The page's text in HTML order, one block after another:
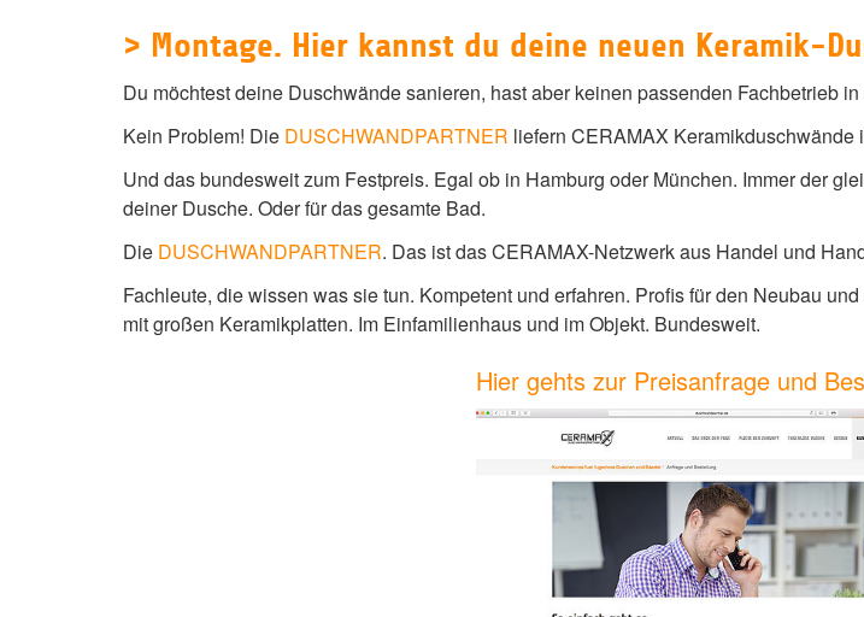
> Montage. Hier kannst du deine neuen Keramik-
Du möchtest deine Duschwände sanieren, hast aber keinen passenden Fachbetrieb
Kein Problem! Die DUSCHWANDPARTNER liefern CERAMAX Keramikduschwände
Und das bundesweit zum Festpreis. Egal ob in Hamburg oder München. Immer der
deiner Dusche. Oder für das gesamte Bad.
Die DUSCHWANDPARTNER. Das ist das CERAMAX-Netzwerk aus Handel und
Fachleute, die wissen was sie tun. Kompetent und erfahren. Profis für den Neubau
mit großen Keramikplatten. Im Einfamilienhaus und im Objekt. Bundesweit.
Hier gehts zur Preisanfrage und